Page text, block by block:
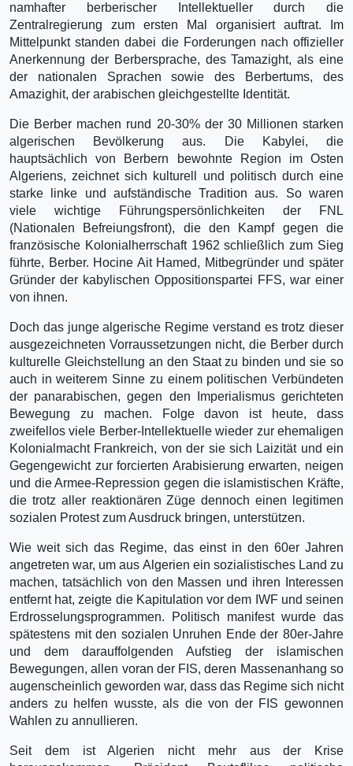
namhafter berberischer Intellektueller durch die
Zentralregierung zum ersten Mal organisiert auftrat. Im
Mittelpunkt standen dabei die Forderungen nach offizieller
Anerkennung der Berbersprache, des Tamazight, als eine
der nationalen Sprachen sowie des Berbertums, des
Amazighit, der arabischen gleichgestellte Identität.
Die Berber machen rund 20-30% der 30 Millionen starken
algerischen Bevölkerung aus. Die Kabylei, die
hauptsächlich von Berbern bewohnte Region im Osten
Algeriens, zeichnet sich kulturell und politisch durch eine
starke linke und aufständische Tradition aus. So waren
viele wichtige Führungspersönlichkeiten der FNL
(Nationalen Befreiungsfront), die den Kampf gegen die
französische Kolonialherrschaft 1962 schließlich zum Sieg
führte, Berber. Hocine Ait Hamed, Mitbegründer und später
Gründer der kabylischen Oppositionspartei FFS, war einer
von ihnen.
Doch das junge algerische Regime verstand es trotz dieser
ausgezeichneten Vorraussetzungen nicht, die Berber durch
kulturelle Gleichstellung an den Staat zu binden und sie so
auch in weiterem Sinne zu einem politischen Verbündeten
der panarabischen, gegen den Imperialismus gerichteten
Bewegung zu machen. Folge davon ist heute, dass
zweifellos viele Berber-Intellektuelle wieder zur ehemaligen
Kolonialmacht Frankreich, von der sie sich Laizität und ein
Gegengewicht zur forcierten Arabisierung erwarten, neigen
und die Armee-Repression gegen die islamistischen Kräfte,
die trotz aller reaktionären Züge dennoch einen legitimen
sozialen Protest zum Ausdruck bringen, unterstützen.
Wie weit sich das Regime, das einst in den 60er Jahren
angetreten war, um aus Algerien ein sozialistisches Land zu
machen, tatsächlich von den Massen und ihren Interessen
entfernt hat, zeigte die Kapitulation vor dem IWF und seinen
Erdrosselungsprogrammen. Politisch manifest wurde das
spätestens mit den sozialen Unruhen Ende der 80er-Jahre
und dem darauffolgenden Aufstieg der islamischen
Bewegungen, allen voran der FIS, deren Massenanhang so
augenscheinlich geworden war, dass das Regime sich nicht
anders zu helfen wusste, als die von der FIS gewonnen
Wahlen zu annullieren.
Seit dem ist Algerien nicht mehr aus der Krise